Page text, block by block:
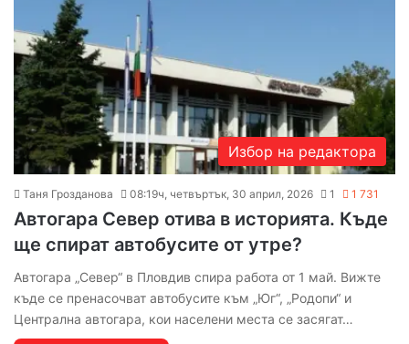
Избор на редактора
Таня Грозданова 08:19ч, четвъртък, 30 април, 2026 1 1 731
Автогара Север отива в историята. Къде
ще спират автобусите от утре?
Автогара „Север“ в Пловдив спира работа от 1 май. Вижте
къде се пренасочват автобусите към „Юг“, „Родопи“ и
Централна автогара, кои населени места се засягат…